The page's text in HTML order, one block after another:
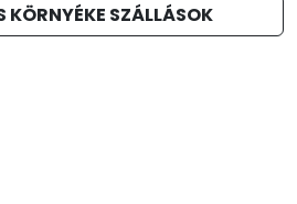
KÖRNYÉKE SZÁLLÁSOK